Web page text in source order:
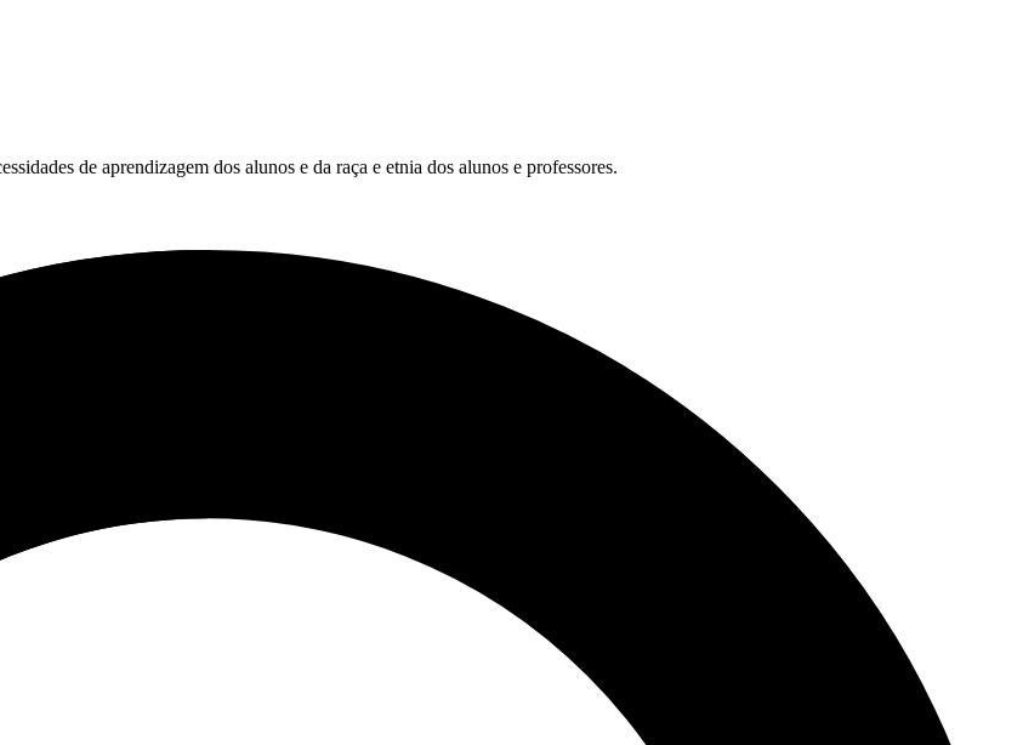
de aprendizagem dos alunos e da raça e etnia dos alunos e professores.